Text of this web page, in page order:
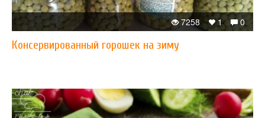
0
1
7258
Консервированный горошек на зиму